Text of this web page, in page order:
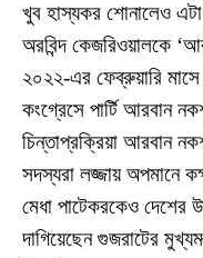
খুব হাস্যকর শোনালেও এটা
অরবিন্দ কেজরিওয়ালকে
২০২২-এর ফেব্রুয়ারি মাসে
কংগ্রেসে পার্টি আরবান
চিন্তাপ্রক্রিয়া আরবান
সদস্যরা লজ্জায় অপমানে
মেধা পাটেকরকেও দেশের
দাগিয়েছেন গুজরাটের